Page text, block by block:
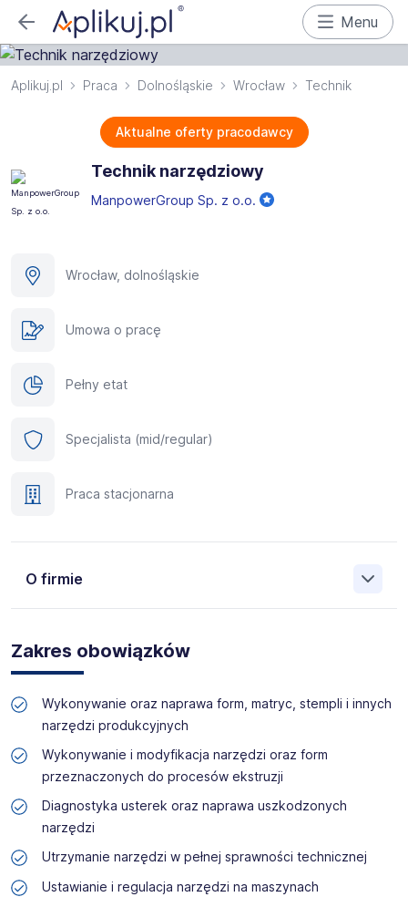
Menu
Aplikuj.pl Praca Dolnośląskie Wrocław Technik
Aktualne oferty pracodawcy
Technik narzędziowy
ManpowerGroup Sp. z o.o.
Wrocław, dolnośląskie
Umowa o pracę
Pełny etat
Specjalista (mid/regular)
Praca stacjonarna
O firmie
o ponad 70-letnim doświadczeniu, działająca w 82
krajach. Na polskim rynku jesteśmy od 2001 roku i obecnie
posiadamy prawie 35 oddziałów w całym kraju. Naszym
celem jest otwieranie przed kandydatami nowych
możliwości, pomoc w znalezieniu pracy odpowiadającej
ich kwalifikacjom i doświadczeniu. Więcej informacji na
temat Manpower znajduje się na www.manpower.pl
zyskać profesjonalne doradztwo i wymarzoną pracę!
Zakres obowiązków
Wykonywanie oraz naprawa form, matryc, stempli i innych
narzędzi produkcyjnych
Wykonywanie i modyfikacja narzędzi oraz form
przeznaczonych do procesów ekstruzji
Diagnostyka usterek oraz naprawa uszkodzonych
narzędzi
Utrzymanie narzędzi w pełnej sprawności technicznej
Ustawianie i regulacja narzędzi na maszynach